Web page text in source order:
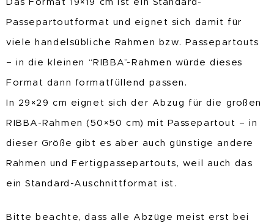
Das Format 19×19 cm ist ein Standard-
Passepartoutformat und eignet sich damit für
viele handelsübliche Rahmen bzw. Passepartouts
– in die kleinen “RIBBA”-Rahmen würde dieses
Format dann formatfüllend passen.
In 29×29 cm eignet sich der Abzug für die großen
RIBBA-Rahmen (50×50 cm) mit Passepartout – in
dieser Größe gibt es aber auch günstige andere
Rahmen und Fertigpassepartouts, weil auch das
ein Standard-Auschnittformat ist.
Bitte beachte, dass alle Abzüge meist erst bei